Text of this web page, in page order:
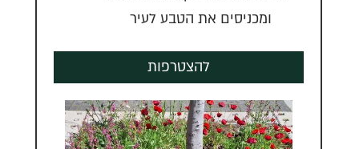
ומכניסים את הטבע לעיר
להצטרפות